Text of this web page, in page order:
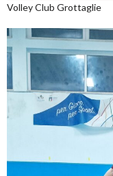
Volley Club Grottaglie